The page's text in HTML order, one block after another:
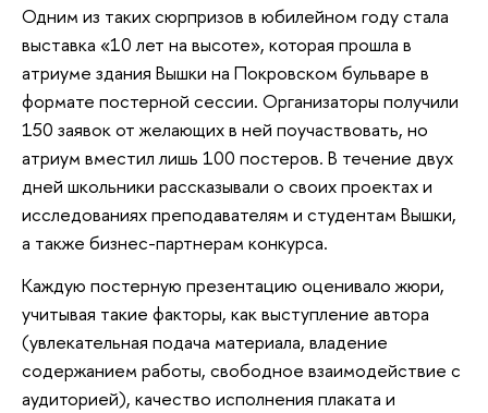
Одним из таких сюрпризов в юбилейном году стала
выставка «10 лет на высоте», которая прошла в
атриуме здания Вышки на Покровском бульваре в
формате постерной сессии. Организаторы получили
150 заявок от желающих в ней поучаствовать, но
атриум вместил лишь 100 постеров. В течение двух
дней школьники рассказывали о своих проектах и
исследованиях преподавателям и студентам Вышки,
а также бизнес-партнерам конкурса.
Каждую постерную презентацию оценивало жюри,
учитывая такие факторы, как выступление автора
(увлекательная подача материала, владение
содержанием работы, свободное взаимодействие с
аудиторией), качество исполнения плаката и